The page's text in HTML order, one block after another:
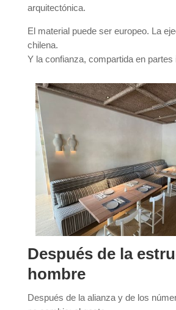
arquitectónica.
El material puede ser europeo. La
chilena.
Y la confianza, compartida en partes
Después de la
hombre
Después de la alianza y de los